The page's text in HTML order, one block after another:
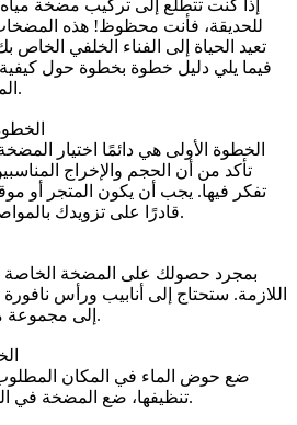
إذا كنت تتطلع إلى تركيب مضخة
للحديقة، فأنت محظوظ! هذه
تعيد الحياة إلى الفناء الخلفي
فيما يلي دليل خطوة بخطوة حول
المناظر الطبيعية في الحديقة.
الخطوة 1: اختر المضخة
الخطوة الأولى هي دائمًا اختيار
تأكد من أن الحجم والإخراج
تفكر فيها. يجب أن يكون المتجر أو
قادرًا على تزويدك بالمواصفات والإرشادات الصحيحة.
بمجرد حصولك على المضخة الخاصة
اللازمة. ستحتاج إلى أنابيب ورأس
إلى مجموعة مثقاب ومفتاح ربط للتثبيت.
ضع حوض الماء في المكان
تنظيفها، ضع المضخة في الحوض وقم بتوصيل الأنبوب.